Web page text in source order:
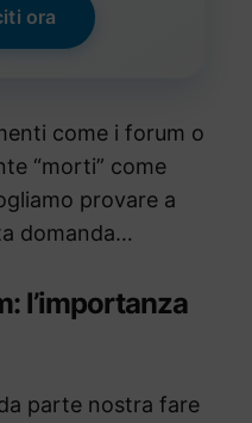
ora
come i forum o
“morti” come
provare a
domanda…
l’importanza
parte nostra fare